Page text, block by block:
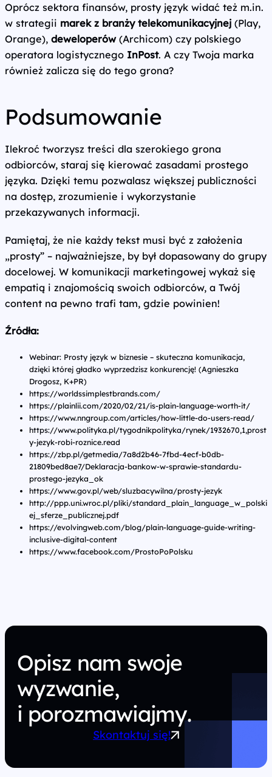
Oprócz sektora finansów, prosty język widać też m.in.
w strategii marek z branży telekomunikacyjnej (Play,
Orange), deweloperów(Archicom) czy polskiego
operatora logistycznego InPost. A czy Twoja marka
również zalicza się do tego grona?
Podsumowanie
Ilekroć tworzysz treści dla szerokiego grona
odbiorców, staraj się kierować zasadami prostego
języka. Dzięki temu pozwalasz większej publiczności
na dostęp, zrozumienie i wykorzystanie
przekazywanych informacji.
Pamiętaj, że nie każdy tekst musi być z założenia
„prosty” – najważniejsze, by był dopasowany do grupy
docelowej. W komunikacji marketingowej wykaż się
empatią i znajomością swoich odbiorców, a Twój
content na pewno trafi tam, gdzie powinien!
Źródła:
Webinar: Prosty język w biznesie – skuteczna komunikacja,
dzięki której gładko wyprzedzisz konkurencję! (Agnieszka
Drogosz, K+PR)
https://worldssimplestbrands.com/
https://plainlii.com/2020/02/21/is-plain-language-worth-it/
https://www.nngroup.com/articles/how-little-do-users-read/
https://www.polityka.pl/tygodnikpolityka/rynek/1932670,1,prost
y-jezyk-robi-roznice.read
https://zbp.pl/getmedia/7a8d2b46-7fbd-4ecf-b0db-
21809bed8ae7/Deklaracja-bankow-w-sprawie-standardu-
prostego-jezyka_ok
https://www.gov.pl/web/sluzbacywilna/prosty-jezyk
http://ppp.uni.wroc.pl/pliki/standard_plain_language_w_polski
ej_sferze_publicznej.pdf
https://evolvingweb.com/blog/plain-language-guide-writing-
inclusive-digital-content
https://www.facebook.com/ProstoPoPolsku
Opisz nam swoje
wyzwanie,
i porozmawiajmy.
Skontaktuj się!